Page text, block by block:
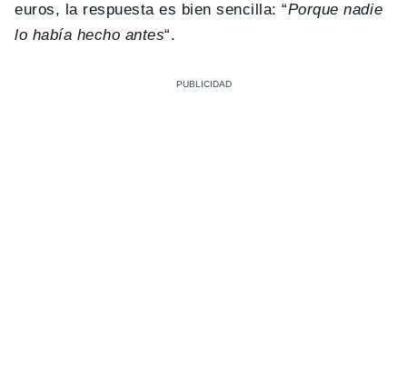
euros, la respuesta es bien sencilla: “Porque nadie
lo había hecho antes“.